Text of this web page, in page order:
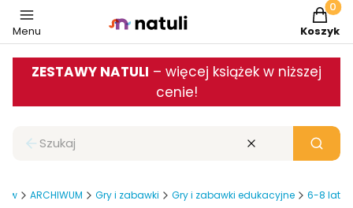
Menu Koszyk
ZESTAWY NATULI – więcej książek w niższej
cenie!
Zamknij wyszukiwarkę Wyczyść Szukaj
ARCHIWUM Gry i zabawki Gry i zabawki edukacyjne 6-8 lat